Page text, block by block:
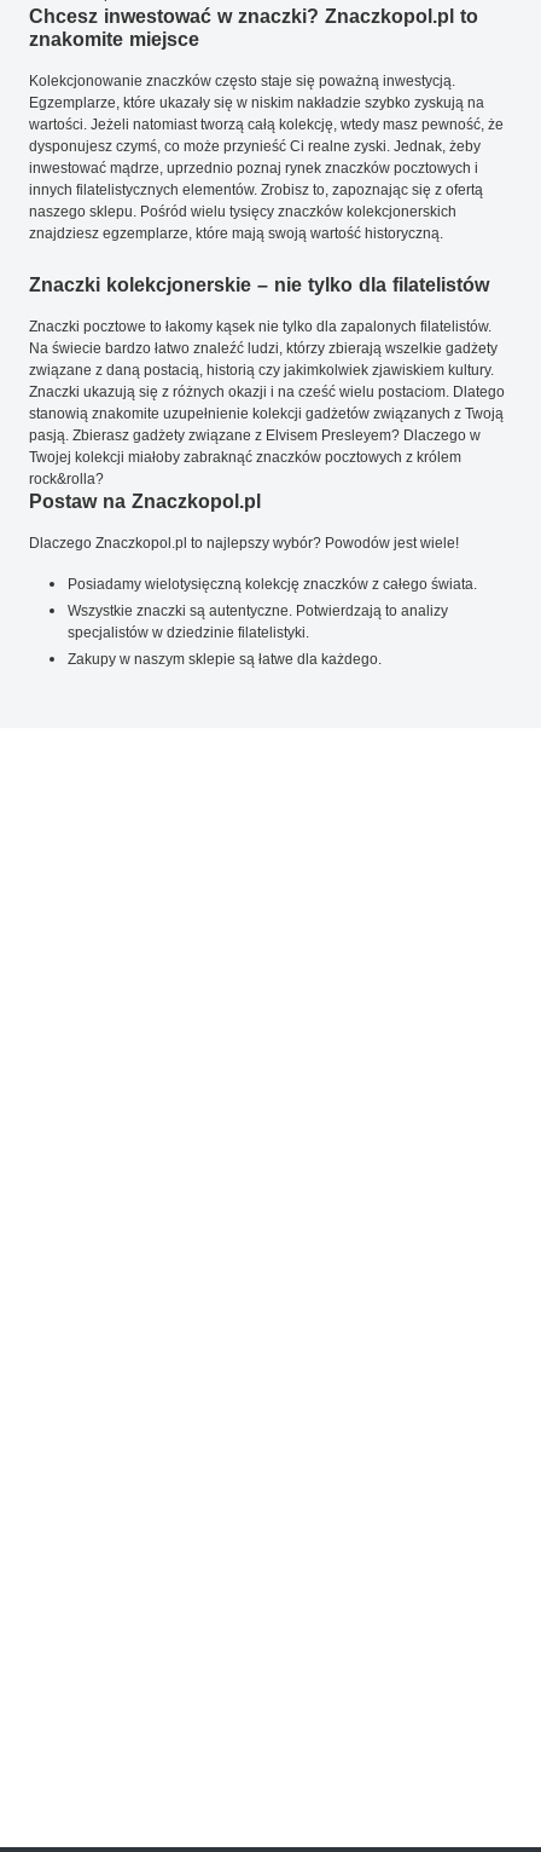
Chcesz inwestować w znaczki? Znaczkopol.pl to
znakomite miejsce
Kolekcjonowanie znaczków często staje się poważną inwestycją.
Egzemplarze, które ukazały się w niskim nakładzie szybko zyskują na
wartości. Jeżeli natomiast tworzą całą kolekcję, wtedy masz pewność, że
dysponujesz czymś, co może przynieść Ci realne zyski. Jednak, żeby
inwestować mądrze, uprzednio poznaj rynek znaczków pocztowych i
innych filatelistycznych elementów. Zrobisz to, zapoznając się z ofertą
naszego sklepu. Pośród wielu tysięcy znaczków kolekcjonerskich
znajdziesz egzemplarze, które mają swoją wartość historyczną.
Znaczki kolekcjonerskie – nie tylko dla filatelistów
Znaczki pocztowe to łakomy kąsek nie tylko dla zapalonych filatelistów.
Na świecie bardzo łatwo znaleźć ludzi, którzy zbierają wszelkie gadżety
związane z daną postacią, historią czy jakimkolwiek zjawiskiem kultury.
Znaczki ukazują się z różnych okazji i na cześć wielu postaciom. Dlatego
stanowią znakomite uzupełnienie kolekcji gadżetów związanych z Twoją
pasją. Zbierasz gadżety związane z Elvisem Presleyem? Dlaczego w
Twojej kolekcji miałoby zabraknąć znaczków pocztowych z królem
rock&rolla?
Postaw na Znaczkopol.pl
Dlaczego Znaczkopol.pl to najlepszy wybór? Powodów jest wiele!
Posiadamy wielotysięczną kolekcję znaczków z całego świata.
Wszystkie znaczki są autentyczne. Potwierdzają to analizy
specjalistów w dziedzinie filatelistyki.
Zakupy w naszym sklepie są łatwe dla każdego.